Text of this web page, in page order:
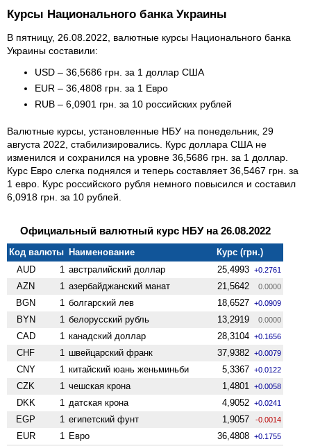
Курсы Национального банка Украины
В пятницу, 26.08.2022, валютные курсы Национального банка
Украины составили:
USD – 36,5686 грн. за 1 доллар США
EUR – 36,4808 грн. за 1 Евро
RUB – 6,0901 грн. за 10 российских рублей
Валютные курсы, установленные НБУ на понедельник, 29
августа 2022, стабилизировались. Курс доллара США не
изменился и сохранился на уровне 36,5686 грн. за 1 доллар.
Курс Евро слегка поднялся и теперь составляет 36,5467 грн. за
1 евро. Курс российского рубля немного повысился и составил
6,0918 грн. за 10 рублей.
Официальный валютный курс НБУ на 26.08.2022
Код валюты Наименование
Курс (грн.)
AUD
1 австралийский доллар 25,4993 +0.2761
AZN 1 азербайджанский манат 21,5642 0.0000
BGN 1 болгарский лев 18,6527 +0.0909
BYN 1 белорусский рубль 13,2919 0.0000
CAD 1 канадский доллар 28,3104 +0.1656
CHF 1 швейцарский франк 37,9382 +0.0079
CNY 1 китайский юань женьминьби 5,3367 +0.0122
CZK 1 чешская крона 1,4801 +0.0058
DKK 1 датская крона 4,9052 +0.0241
EGP 1 египетский фунт 1,9057 -0.0014
EUR 1 Евро 36,4808 +0.1755